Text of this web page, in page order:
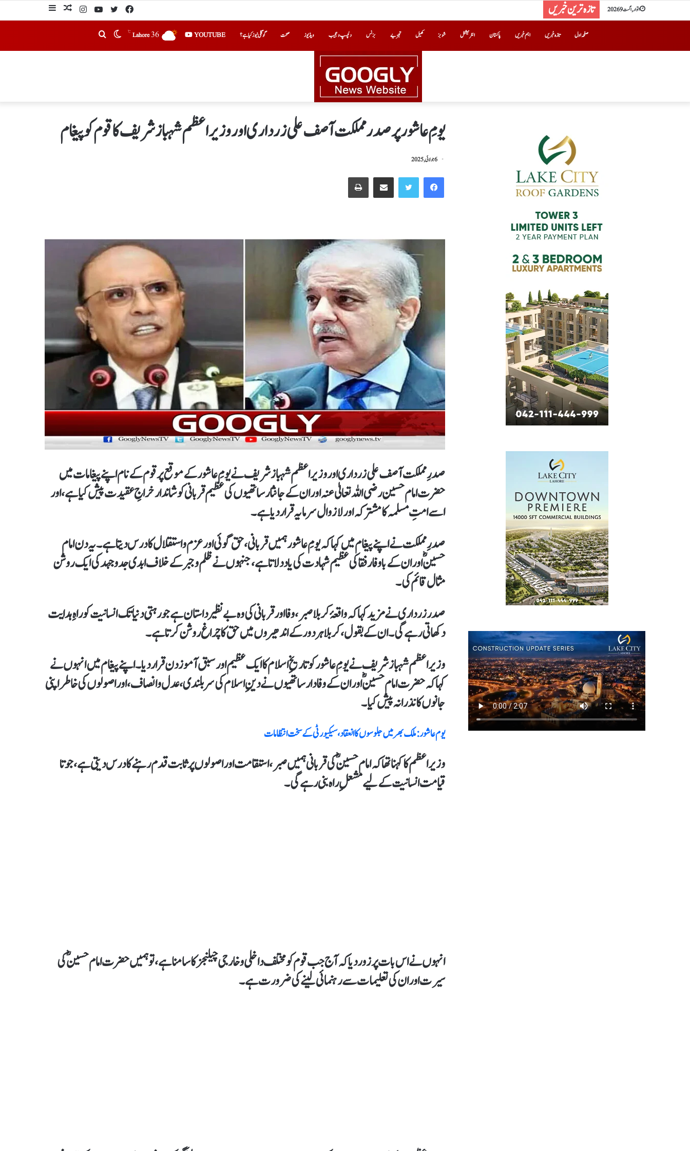
اتوار, اگست 9 2026 تازہ ترین خبریں
صفحہ اول تازہ خبریں اہم خبریں پاکستان انٹرنیشنل شوبز کھیل تجزیے بزنس دلچسپ و عجیب ویڈیوز صحت گوگلی نیوز کیا ہے؟ YOUTUBE
Lahore36
℃
یومِ عاشور پر صدر مملکت آصف علی زرداری اور وزیراعظم شہباز شریف کا قوم کو پیغام
6 جولائی, 2025
صدرِ مملکت آصف علی زرداری اور وزیراعظم شہباز شریف نے یومِ عاشور کے موقع پر قوم کے نام اپنے پیغامات میں
حضرت امام حسین رضی اللہ تعالیٰ عنہ اور ان کے جانثار ساتھیوں کی عظیم قربانی کو شاندار خراجِ عقیدت پیش کیا ہے، اور
اسے امتِ مسلمہ کا مشترکہ اور لازوال سرمایہ قرار دیا ہے۔
صدرِ مملکت نے اپنے پیغام میں کہا کہ یومِ عاشور ہمیں قربانی، حق گوئی اور عزم و استقلال کا درس دیتا ہے۔ یہ دن امام
حسینؓ اور ان کے باوفا رفقا کی عظیم شہادت کی یاد دلاتا ہے، جنہوں نے ظلم و جبر کے خلاف ابدی جدوجہد کی ایک روشن
مثال قائم کی۔
صدر زرداری نے مزید کہا کہ واقعۂ کربلا صبر، وفا اور قربانی کی وہ بے نظیر داستان ہے جو رہتی دنیا تک انسانیت کو راہِ ہدایت
دکھاتی رہے گی۔ ان کے بقول، کربلا ہر دور کے اندھیروں میں حق کا چراغ روشن کرتا ہے۔
وزیراعظم شہباز شریف نے یومِ عاشور کو تاریخِ اسلام کا ایک عظیم اور سبق آموز دن قرار دیا۔ اپنے پیغام میں انہوں نے
کہا کہ حضرت امام حسینؓ اور ان کے وفادار ساتھیوں نے دینِ اسلام کی سربلندی، عدل و انصاف، اور اصولوں کی خاطر اپنی
جانوں کا نذرانہ پیش کیا۔
یوم عاشور: ملک بھر میں جلوسوں کا انعقاد، سیکیورٹی کے سخت انتظامات
وزیراعظم کا کہنا تھا کہ امام حسینؓ کی قربانی ہمیں صبر، استقامت اور اصولوں پر ثابت قدم رہنے کا درس دیتی ہے، جو تا
قیامت انسانیت کے لیے مشعلِ راہ بنی رہے گی۔
انہوں نے اس بات پر زور دیا کہ آج جب قوم کو مختلف داخلی و خارجی چیلنجز کا سامنا ہے، تو ہمیں حضرت امام حسینؓ کی
سیرت اور ان کی تعلیمات سے رہنمائی لینے کی ضرورت ہے۔